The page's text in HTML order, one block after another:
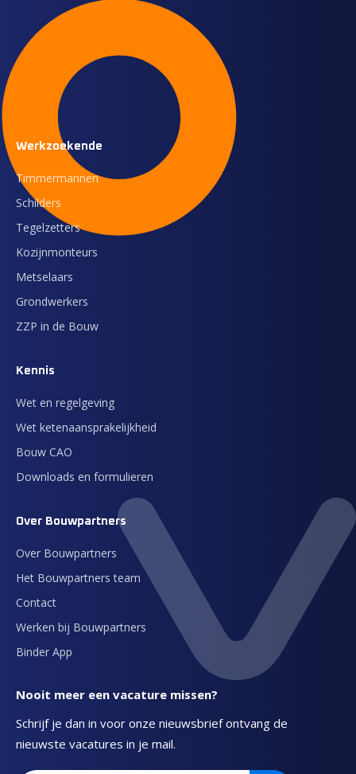
Werkzoekende
Timmermannen
Schilders
Tegelzetters
Kozijnmonteurs
Metselaars
Grondwerkers
ZZP in de Bouw
Kennis
Wet en regelgeving
Wet ketenaansprakelijkheid
Bouw CAO
Downloads en formulieren
Over Bouwpartners
Over Bouwpartners
Het Bouwpartners team
Contact
Werken bij Bouwpartners
Binder App
Nooit meer een vacature missen?
Schrijf je dan in voor onze nieuwsbrief ontvang de
nieuwste vacatures in je mail.